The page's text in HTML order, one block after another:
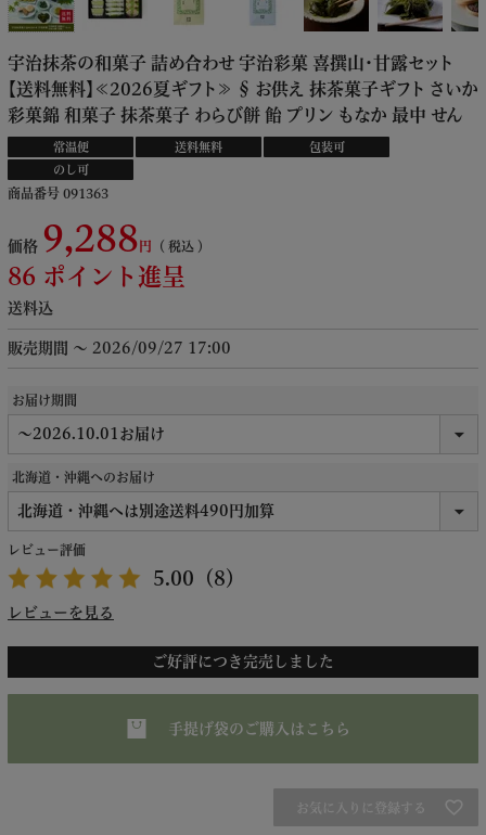
宇治抹茶の和菓子 詰め合わせ 宇治彩菓 喜撰山・甘露セット
【送料無料】≪2026夏ギフト≫ § お供え 抹茶菓子ギフト さいか
彩菓錦 和菓子 抹茶菓子 わらび餅 飴 プリン もなか 最中 せん
べい 煎茶 玉露 宇治茶 黄檗宗萬福寺管長命名茶 091363
常温便 送料無料
包装可
のし可
商品番号 091363
価格 9,288 税込
86 ポイント進呈
送料込
販売期間 〜 2026/09/27 17:00
お届け期間
北海道・沖縄へのお届け
レビュー評価
5.00 （8）
レビューを見る
ご好評につき完売しました
手提げ袋のご購入はこちら
お気に入りに登録する